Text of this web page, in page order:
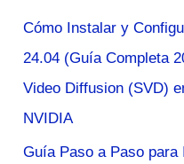
Cómo Instalar y
24.04 (Guía Completa
Video Diffusion (SVD)
NVIDIA
Guía Paso a Paso